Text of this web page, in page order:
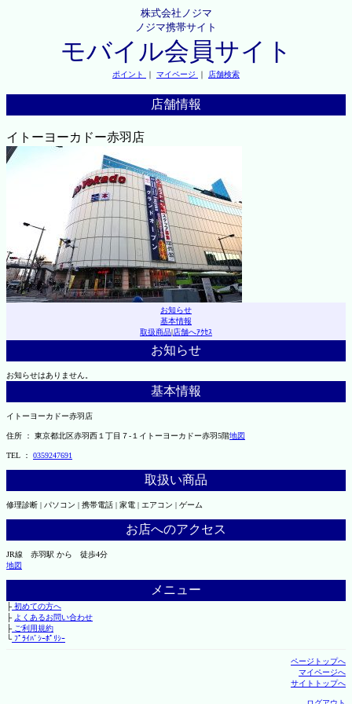
株式会社ノジマ
ノジマ携帯サイト
モバイル会員サイト
ポイント ｜ マイページ ｜ 店舗検索
店舗情報
イトーヨーカドー赤羽店
お知らせ
基本情報
取扱商品|店舗へｱｸｾｽ
お知らせ
お知らせはありません。
基本情報
イトーヨーカドー赤羽店
住所 ： 東京都北区赤羽西１丁目７-１イトーヨーカドー赤羽5階地図
TEL ： 0359247691
取扱い商品
修理診断 | パソコン | 携帯電話 | 家電 | エアコン | ゲーム
お店へのアクセス
JR線 赤羽駅 から 徒歩4分
地図
メニュー
├初めての方へ
├ よくあるお問い合わせ
├ご利用規約
└ﾌﾟﾗｲﾊﾞｼｰﾎﾟﾘｼｰ
ページトップへ
マイページへ
サイトトップへ